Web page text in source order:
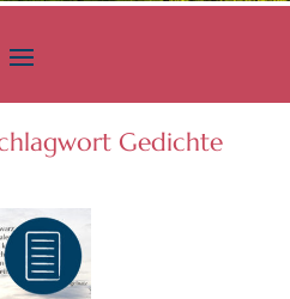
Gedichte